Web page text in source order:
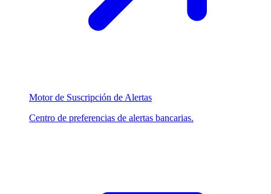
Motor de Suscripción de Alertas
Centro de preferencias de alertas bancarias.